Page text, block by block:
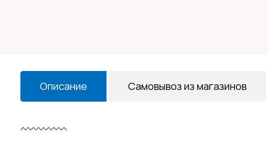
Описание Самовывоз из магазинов